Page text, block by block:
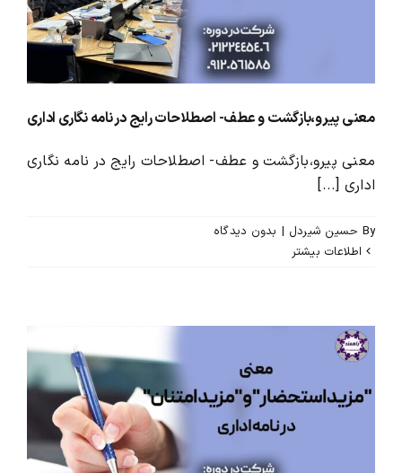
معنی پیرو،بازگشت و عطف- اصطلاحات رایج در نامه نگاری اداری
معنی پیرو،بازگشت و عطف- اصطلاحات رایج در نامه نگاری
اداری [...]
By حسین شیردل | بدون ديدگاه
اطلاعات بیشتر